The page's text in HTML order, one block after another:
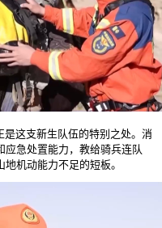
这支新生队伍的特别之处。消
应急处置能力，教给骑兵连队
机动能力不足的短板。